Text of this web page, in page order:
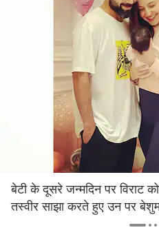
बेटी के दूसरे जन्मदिन पर विराट
तस्वीर साझा करते हुए उन पर